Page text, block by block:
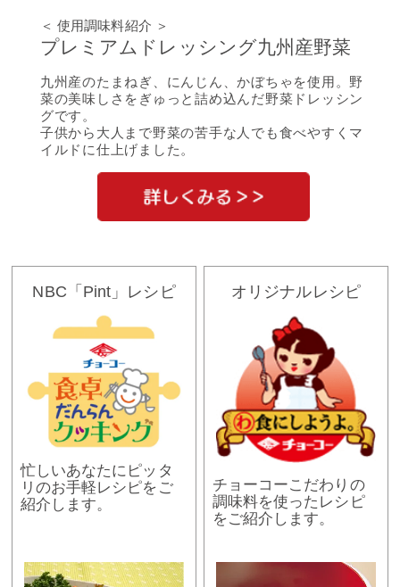
＜ 使用調味料紹介 ＞
プレミアムドレッシング九州産野菜
九州産のたまねぎ、にんじん、かぼちゃを使用。野
菜の美味しさをぎゅっと詰め込んだ野菜ドレッシン
グです。
子供から大人まで野菜の苦手な人でも食べやすくマ
イルドに仕上げました。
NBC「Pint」レシピ
忙しいあなたにピッタ
リのお手軽レシピをご
紹介します。
オリジナルレシピ
チョーコーこだわりの
調味料を使ったレシピ
をご紹介します。